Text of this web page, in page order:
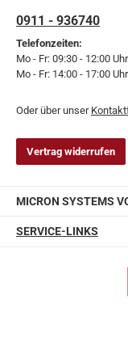
0911 - 936740
Telefonzeiten:
Mo - Fr: 09:30 - 12:00 Uhr
Mo - Fr: 14:00 - 17:00 Uhr
Oder über unser
Vertrag widerrufen
MICRON SYSTEMS
SERVICE-LINKS